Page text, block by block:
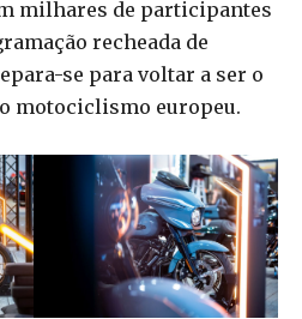
milhares de participantes
recheada de
se para voltar a ser o
motociclismo europeu.